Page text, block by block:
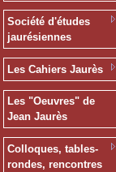
Société d'études
jaurésiennes
Les Cahiers Jaurès
Les "Oeuvres" de
Jean Jaurès
Colloques, tables-
rondes, rencontres